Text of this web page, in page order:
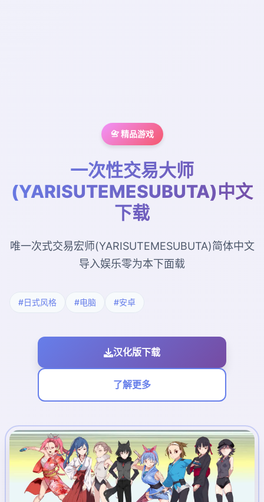
📇 精品游戏
一次性交易大师
(YARISUTEMESUBUTA)中文
下载
唯一次式交易宏师(YARISUTEMESUBUTA)简体中文
导入娱乐零为本下面载
#日式风格 #电脑 #安卓
汉化版下载
了解更多